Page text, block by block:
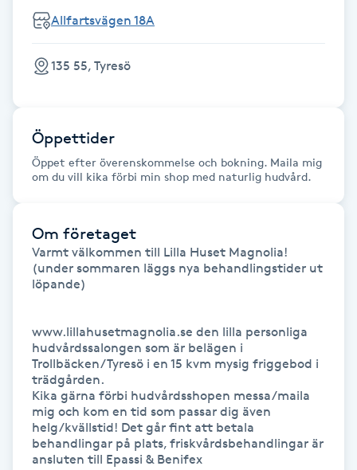
Hot yoga
Hudföryngring
Huduppstramning
Hudvård
Hyaluronsyra
Hyperhidros
Hypnos
Hårborttagning
Hårbottenbehandling
Hårförlängning
Hårvård
Allfartsvägen 18A
135 55, Tyresö
Öppettider
Öppet efter överenskommelse och bokning. Maila mig
om du vill kika förbi min shop med naturlig hudvård.
Om företaget
Varmt välkommen till Lilla Huset Magnolia!
(under sommaren läggs nya behandlingstider ut
löpande)
www.lillahusetmagnolia.se den lilla personliga
hudvårdssalongen som är belägen i
Trollbäcken/Tyresö i en 15 kvm mysig friggebod i
trädgården.
Kika gärna förbi hudvårdsshopen messa/maila
mig och kom en tid som passar dig även
helg/kvällstid! Det går fint att betala
behandlingar på plats, friskvårdsbehandlingar är
ansluten till Epassi & Benifex